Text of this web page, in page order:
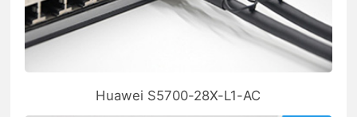
Huawei S5700-28X-L1-AC